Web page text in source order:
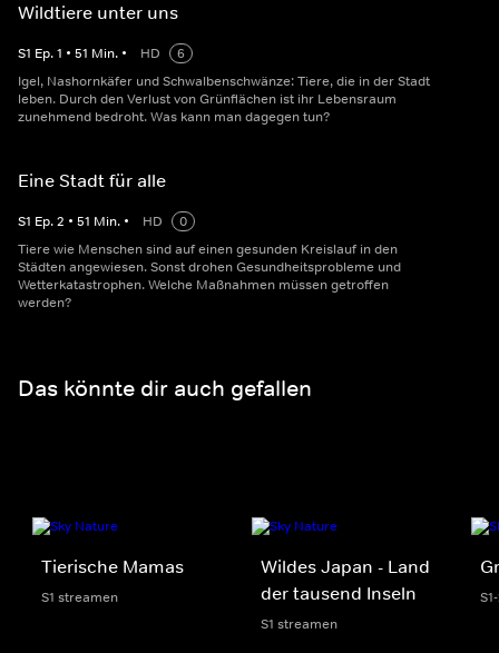
Wildtiere unter uns
S1 Ep.1 • 51 Min. • HD
6
Igel, Nashornkäfer und Schwalbenschwänze: Tiere, die in der Stadt
leben. Durch den Verlust von Grünflächen ist ihr Lebensraum
zunehmend bedroht. Was kann man dagegen tun?
Eine Stadt für alle
S1 Ep.2 • 51 Min. • HD
0
Tiere wie Menschen sind auf einen gesunden Kreislauf in den
Städten angewiesen. Sonst drohen Gesundheitsprobleme und
Wetterkatastrophen. Welche Maßnahmen müssen getroffen
werden?
Das könnte dir auch gefallen
Tierische Mamas
S1 streamen
Wildes Japan - Land
der tausend Inseln
S1 streamen